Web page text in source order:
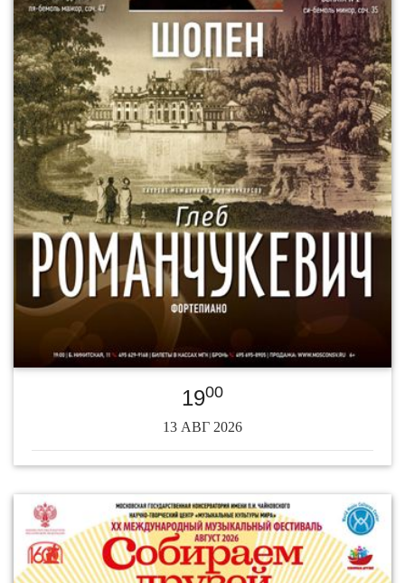
1900
13 АВГ 2026